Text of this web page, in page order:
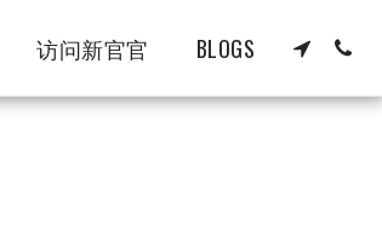
访问新官官 BLOGS